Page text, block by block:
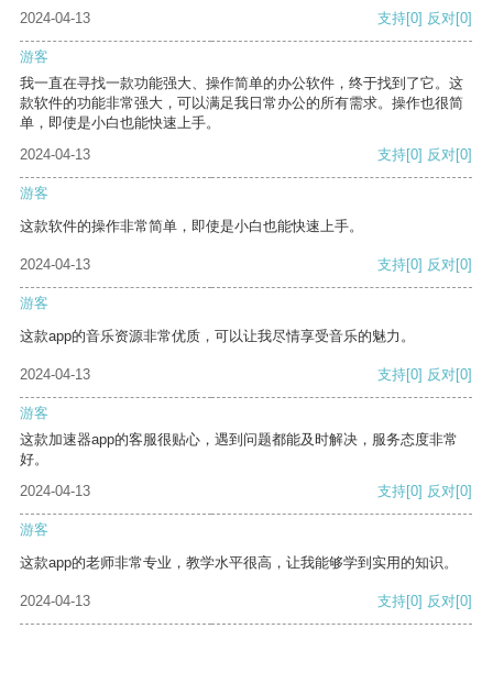
2024-04-13
支持[0] 反对[0]
游客
我一直在寻找一款功能强大、操作简单的办公软件，终于找到了它。这
款软件的功能非常强大，可以满足我日常办公的所有需求。操作也很简
单，即使是小白也能快速上手。
2024-04-13
支持[0] 反对[0]
游客
这款软件的操作非常简单，即使是小白也能快速上手。
2024-04-13 支持[0] 反对[0]
游客
这款app的音乐资源非常优质，可以让我尽情享受音乐的魅力。
2024-04-13 支持[0] 反对[0]
游客
这款加速器app的客服很贴心，遇到问题都能及时解决，服务态度非常
好。
2024-04-13
支持[0] 反对[0]
游客
这款app的老师非常专业，教学水平很高，让我能够学到实用的知识。
2024-04-13 支持[0] 反对[0]